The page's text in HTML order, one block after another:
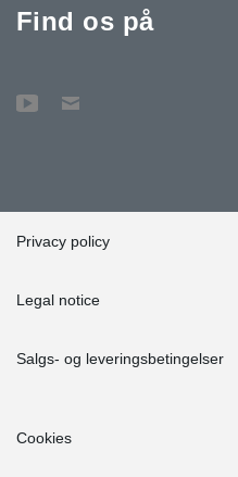
Find os på
Privacy policy
Legal notice
Salgs- og leveringsbetingelser
Cookies